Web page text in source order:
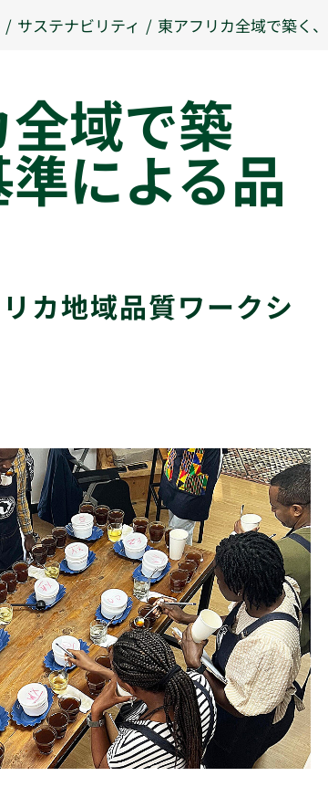
サステナビリティ 東アフリカ全域で築く
域で築
による品
カ地域品質ワークシ